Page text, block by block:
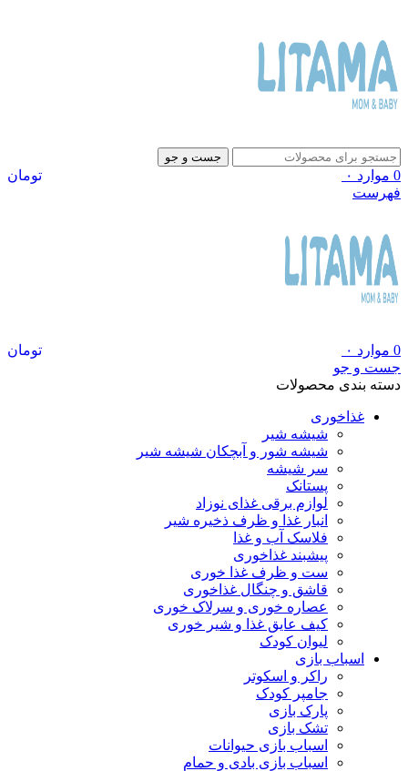
جست و جو
0 موارد ۰
تومان
فهرست
0 موارد ۰
تومان
جست و جو
دسته بندی محصولات
غذاخوری
شیشه شیر
شیشه ‌شور و آبچکان شیشه‌ شیر
سر شیشه
پستانک
لوازم برقی غذای نوزاد
انبار غذا و ظرف ذخیره شیر
فلاسک آب و غذا
پیشبند غذاخوری
ست و ظرف غذا خوری
قاشق و چنگال غذاخوری
عصاره خوری و سرلاک خوری
کیف عایق غذا و شیر خوری
لیوان کودک
اسباب بازی
راکر و اسکوتر
جامپر کودک
پارک بازی
تشک بازی
اسباب بازی حیوانات
اسباب بازی بادی و حمام